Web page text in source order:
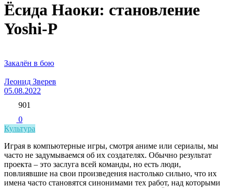
Ёсида Наоки: становление
Yoshi-P
Закалён в бою
Леонид Зверев
05.08.2022
901
0
Культура
Играя в компьютерные игры, смотря аниме или сериалы, мы
часто не задумываемся об их создателях. Обычно результат
проекта – это заслуга всей команды, но есть люди,
повлиявшие на свои произведения настолько сильно, что их
имена часто становятся синонимами тех работ, над которыми